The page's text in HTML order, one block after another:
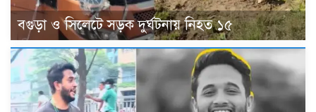
বগুড়া ও সিলেটে সড়ক দুর্ঘটনায় নিহত ১৫